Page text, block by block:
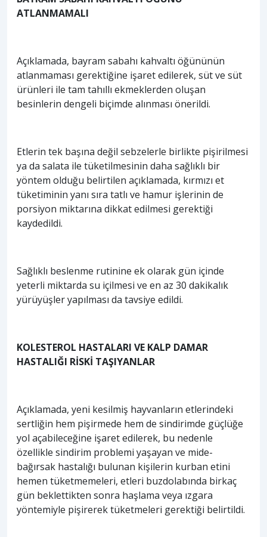
ATLANMAMALI
Açıklamada, bayram sabahı kahvaltı öğününün
atlanmaması gerektiğine işaret edilerek, süt ve süt
ürünleri ile tam tahıllı ekmeklerden oluşan
besinlerin dengeli biçimde alınması önerildi.
Etlerin tek başına değil sebzelerle birlikte pişirilmesi
ya da salata ile tüketilmesinin daha sağlıklı bir
yöntem olduğu belirtilen açıklamada, kırmızı et
tüketiminin yanı sıra tatlı ve hamur işlerinin de
porsiyon miktarına dikkat edilmesi gerektiği
kaydedildi.
Sağlıklı beslenme rutinine ek olarak gün içinde
yeterli miktarda su içilmesi ve en az 30 dakikalık
yürüyüşler yapılması da tavsiye edildi.
KOLESTEROL HASTALARI VE KALP DAMAR
HASTALIĞI RİSKİ TAŞIYANLAR
Açıklamada, yeni kesilmiş hayvanların etlerindeki
sertliğin hem pişirmede hem de sindirimde güçlüğe
yol açabileceğine işaret edilerek, bu nedenle
özellikle sindirim problemi yaşayan ve mide-
bağırsak hastalığı bulunan kişilerin kurban etini
hemen tüketmemeleri, etleri buzdolabında birkaç
gün beklettikten sonra haşlama veya ızgara
yöntemiyle pişirerek tüketmeleri gerektiği belirtildi.